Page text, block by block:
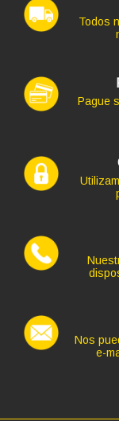
Todos
Pague
Nos
e-